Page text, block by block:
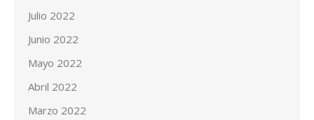
Julio 2022
Junio 2022
Mayo 2022
Abril 2022
Marzo 2022